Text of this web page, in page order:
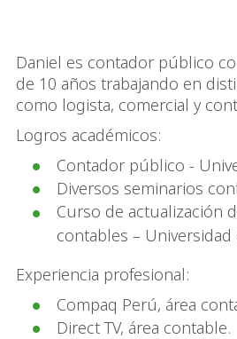
Daniel es contador público
de 10 años trabajando en
como logista, comercial y
Logros académicos:
Contador público -
Diversos seminarios
Curso de actualización
contables – Universidad
Experiencia profesional:​
Compaq Perú, área
Direct TV, área contable.